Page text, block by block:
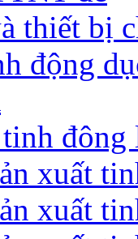
thiết bị
động
đông
xuất
xuất